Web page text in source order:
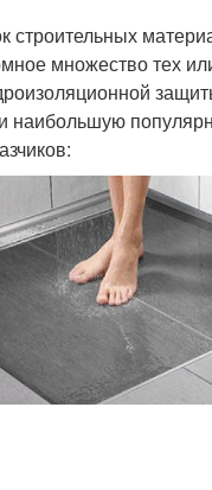
строительных
множество тех
наибольшую